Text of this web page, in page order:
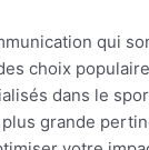
qui
choix
dans le
grande